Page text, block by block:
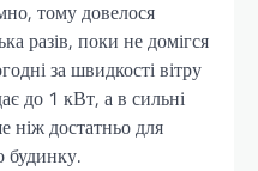
тому довелося
разів, поки не домігся
за швидкості вітру
до 1 кВт, а в сильні
достатньо для
будинку.